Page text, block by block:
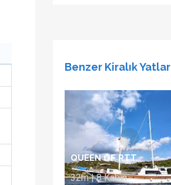
Benzer Kiralık Yatlar
QUEEN OF RTT
32m | 8 Kabin